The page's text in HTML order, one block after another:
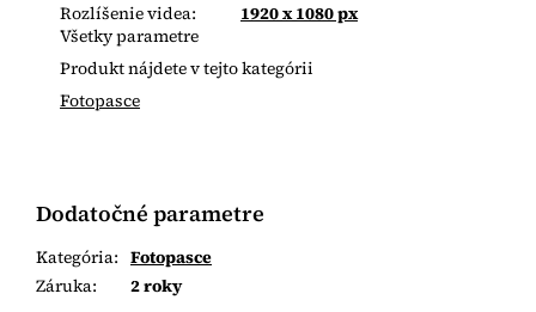
Rozlíšenie videa:
1920 x 1080 px
Všetky parametre
Produkt nájdete v tejto kategórii
Fotopasce
Dodatočné parametre
Kategória: Fotopasce
Záruka: 2 roky